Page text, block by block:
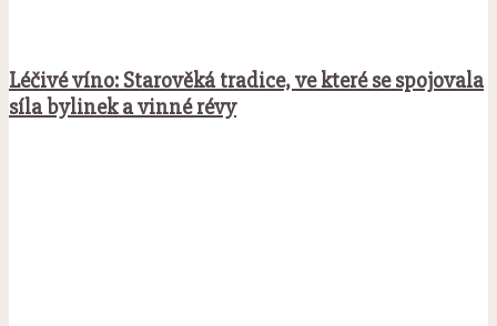
Léčivé víno: Starověká tradice, ve které se spojovala
síla bylinek a vinné révy